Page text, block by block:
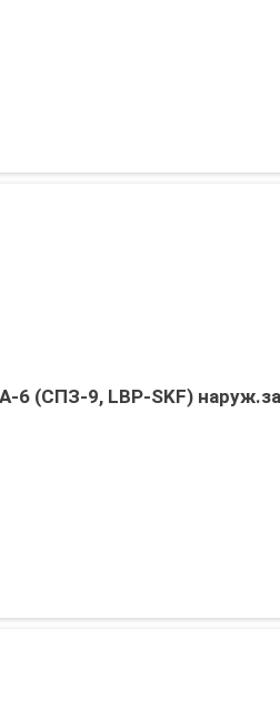
6 (СПЗ-9, LBP-SKF)